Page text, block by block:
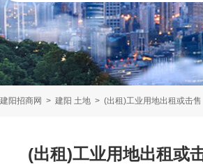
建阳招商网 > 建阳 土地 > (出租)工业用地出租或击售
(出租)工业用地出租或